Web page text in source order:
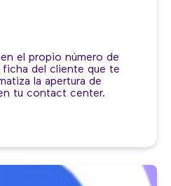
el propio número de
del cliente que te
la apertura de
tu contact center.